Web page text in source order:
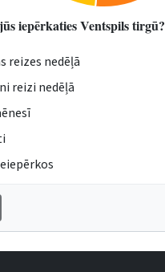
iepērkaties Ventspils tirgū?
reizes nedēļā
reizi nedēļā